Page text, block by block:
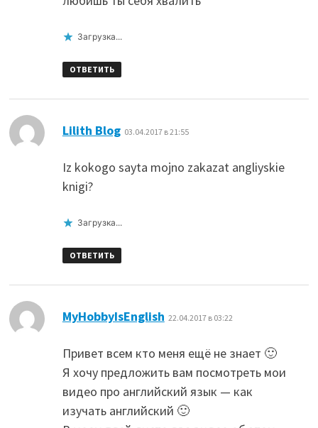
Загрузка...
ОТВЕТИТЬ
Lilith Blog: 03.04.2017 в 21:55
Iz kokogo sayta mojno zakazat angliyskie
knigi?
Загрузка...
ОТВЕТИТЬ
MyHobbyIsEnglish 22.04.2017 в 03:22
Привет всем кто меня ещё не знает 🙂
Я хочу предложить​ вам посмотреть мои
видео про английский язык — как
изучать английский 🙂